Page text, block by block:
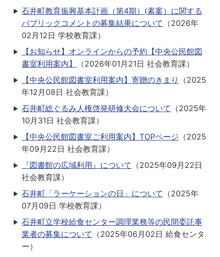
石井町教育振興基本計画（第4期）(素案）に関する
パブリックコメントの募集結果について （2026年
02月12日 学校教育課）
【お知らせ】オンラインからの予約【中央公民館図
書室利用案内】
（2026年01月21日 社会教育課）
【中央公民館図書室利用案内】寄贈のきまり
（2025
年12月08日 社会教育課）
石井町総ぐるみ人権啓発研修大会について （2025年
10月31日 社会教育課）
【中央公民館図書室ご利用案内】TOPページ （2025
年09月22日 社会教育課）
『図書館の広域利用』について （2025年09月22日
社会教育課）
石井町「ラーケーションの日」について （2025年
07月09日 学校教育課）
石井町立学校給食センター調理業務等の民間委託事
業者の募集について （2025年06月02日 給食センタ
ー）